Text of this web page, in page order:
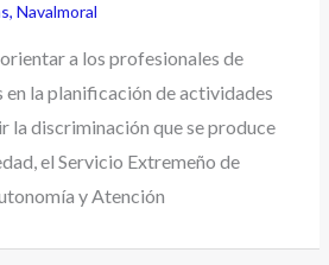
,Navalmoral
a los profesionales de
la planificación de actividades
la discriminación que se produce
el Servicio Extremeño de
y Atención